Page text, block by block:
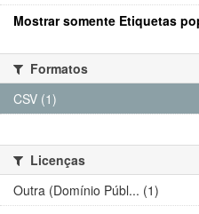
Mostrar somente Etiquetas
Formatos
CSV (1)
Licenças
Outra (Domínio Públ... (1)